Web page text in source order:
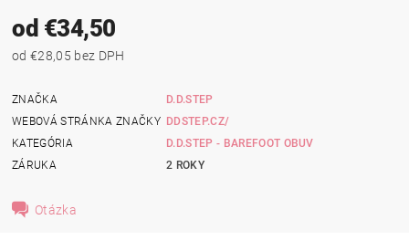
od €34,50
od €28,05 bez DPH
ZNAČKA
D.D.STEP
WEBOVÁ STRÁNKA ZNAČKY DDSTEP.CZ/
KATEGÓRIA
D.D.STEP - BAREFOOT OBUV
ZÁRUKA
2 ROKY
Otázka